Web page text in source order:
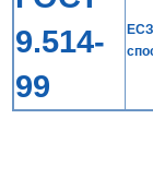
9.514-
99